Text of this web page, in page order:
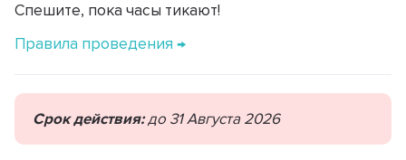
Спешите, пока часы тикают!
Правила проведения →
Срок действия:до 31 Августа 2026